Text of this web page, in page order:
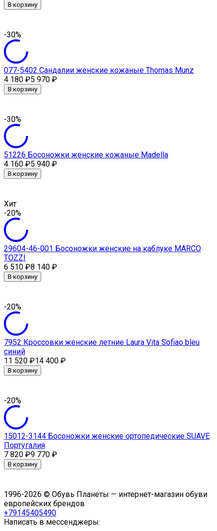
В корзину
-30%
077-5402 Сандалии женские кожаные Thomas Munz
4 180 ₽5 970 ₽
В корзину
-30%
51226 Босоножки женские кожаные Madella
4 160 ₽5 940 ₽
В корзину
Хит
-20%
29604-46-001 Босоножки женские на каблуке MARCO
TOZZI
6 510 ₽8 140 ₽
В корзину
-20%
7952 Кроссовки женские летние Laura Vita Sofiao bleu
синий
11 520 ₽14 400 ₽
В корзину
-20%
15012-3144 Босоножки женские ортопедические SUAVE
Португалия
7 820 ₽9 770 ₽
В корзину
1996-2026 © Обувь Планеты — интернет-магазин обуви
европейских брендов
+79145405490
Написать в мессенджеры: